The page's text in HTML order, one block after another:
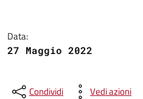
Data:
27 Maggio 2022
Condividi Vedi azioni